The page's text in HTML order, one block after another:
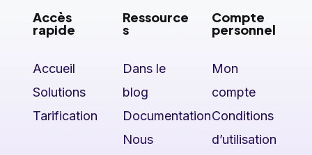
Accès
rapide
Accueil
Solutions
Tarification
Ressource
s
Dans le
blog
Documentation
Nous
Compte
personnel
Mon
compte
Conditions
d’utilisation